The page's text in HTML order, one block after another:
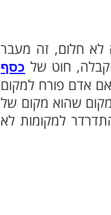
לא חלום, זה מעבר
חוט של כסף
אדם פורח למקום
שהוא מקום של
למקומות לא